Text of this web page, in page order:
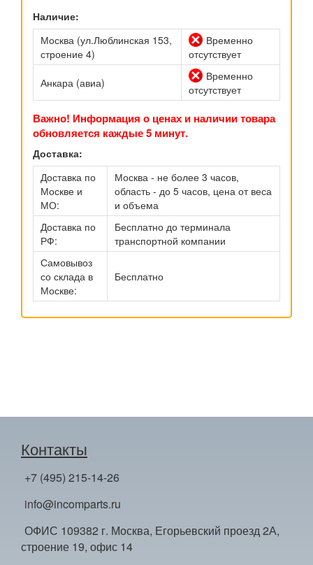
Наличие:
Москва (ул.Люблинская 153,
строение 4)
Временно
отсутствует
Анкара (авиа)
Временно
отсутствует
Важно! Информация о ценах и наличии товара
обновляется каждые 5 минут.
Доставка:
Доставка по
Москве и
МО:
Москва - не более 3 часов,
область - до 5 часов, цена от веса
и объема
Доставка по
РФ:
Бесплатно до терминала
транспортной компании
Самовывоз
со склада в
Москве:
Бесплатно
Контакты
+7 (495) 215-14-26
info@incomparts.ru
ОФИС 109382 г. Москва, Егорьевский проезд 2А,
строение 19, офис 14